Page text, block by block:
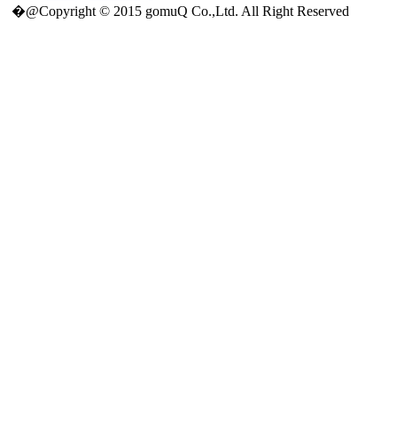
�@Copyright © 2015 gomuQ Co.,Ltd. All Right Reserved